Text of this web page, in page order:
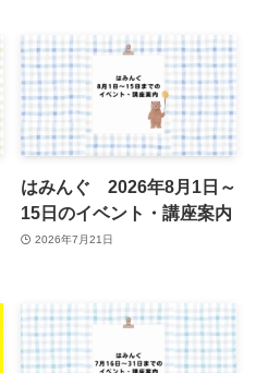
はみんぐ 2026年8月1日～
15日のイベント・講座案内
2026年7月21日